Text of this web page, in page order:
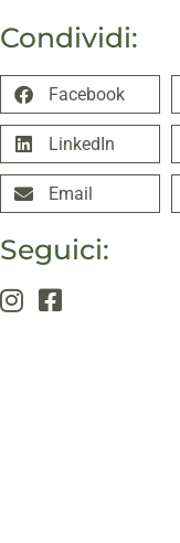
Condividi:
Facebook
LinkedIn
Email
Seguici: